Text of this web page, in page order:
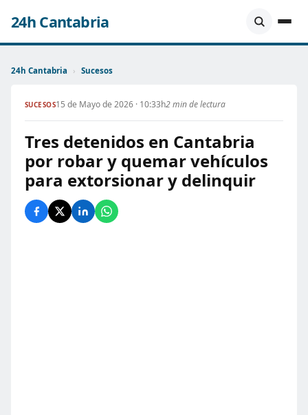
24h Cantabria
24h Cantabria › Sucesos
SUCESOS15 de Mayo de 2026 · 10:33h2 min de lectura
Tres detenidos en Cantabria
por robar y quemar vehículos
para extorsionar y delinquir